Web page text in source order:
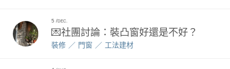
5 DEC.
💌社團討論：裝凸窗好還是不好？
裝修 門窗 工法建材